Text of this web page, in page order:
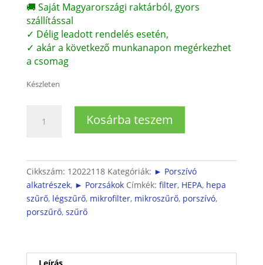
🚚 Saját Magyarországi raktárból, gyors
szállítással
✓ Délig leadott rendelés esetén,
✓ akár a következő munkanapon megérkezhet
a csomag
Készleten
nélküli
mennyiség
Kosárba teszem
Cikkszám: 12022118 Kategóriák: ► Porszívó
alkatrészek, ► Porzsákok Címkék: filter, HEPA, hepa
szűrő, légszűrő, mikrofilter, mikroszűrő, porszívó,
porszűrő, szűrő